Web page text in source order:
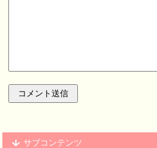
サブコンテンツ